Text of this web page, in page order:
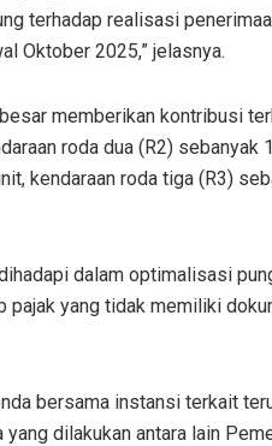
terhadap realisasi
Oktober 2025,” jelasnya.
memberikan kontribusi
roda dua (R2) sebanyak
kendaraan roda tiga (R3)
dalam optimalisasi
pajak yang tidak memiliki
bersama instansi terkait
yang dilakukan antara lain